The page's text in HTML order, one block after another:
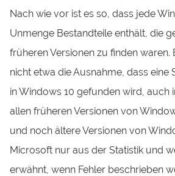
Nach wie vor ist es so, dass jede
Unmenge Bestandteile enthält, die
früheren Versionen zu finden waren.
nicht etwa die Ausnahme, dass eine
in Windows 10 gefunden wird, auch
allen früheren Versionen von
und noch ältere Versionen von
Microsoft nur aus der Statistik und
erwähnt, wenn Fehler beschrieben